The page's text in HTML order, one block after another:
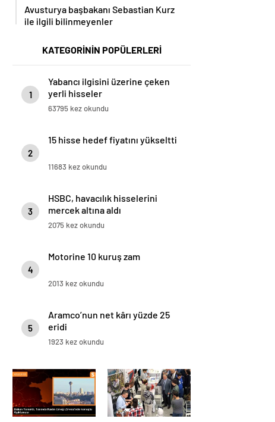
Avusturya başbakanı Sebastian Kurz
ile ilgili bilinmeyenler
KATEGORİNİN POPÜLERLERİ
1
Yabancı ilgisini üzerine çeken
yerli hisseler
63795 kez okundu
2
15 hisse hedef fiyatını yükseltti
11683 kez okundu
3
HSBC, havacılık hisselerini
mercek altına aldı
2075 kez okundu
4
Motorine 10 kuruş zam
2013 kez okundu
5
Aramco’nun net kârı yüzde 25
eridi
1923 kez okundu